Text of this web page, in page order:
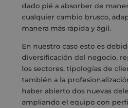
dado pié a absorber de
cualquier cambio brusco,
manera más rápida y ágil.
En nuestro caso esto es
diversificación del negocio,
los sectores, tipologías de
también a la
haber abierto dos nuevas
ampliando el equipo con